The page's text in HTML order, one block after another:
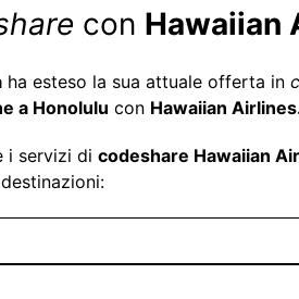
con Hawaiian
ha esteso la sua attuale offerta in
a Honolulu con Hawaiian
i servizi di codeshare Hawaiian